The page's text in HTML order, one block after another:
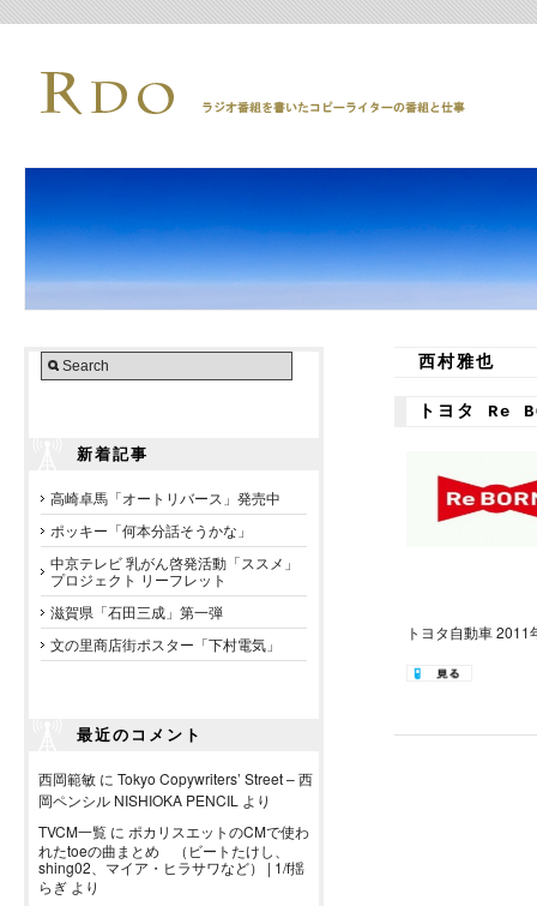
新着記事
高崎卓馬「オートリバース」発売中
ポッキー「何本分話そうかな」
中京テレビ 乳がん啓発活動「ススメ」
プロジェクト リーフレット
滋賀県「石田三成」第一弾
文の里商店街ポスター「下村電気」
最近のコメント
西岡範敏 に Tokyo Copywriters’ Street – 西
岡ペンシル NISHIOKA PENCIL より
TVCM一覧 に ポカリスエットのCMで使わ
れたtoeの曲まとめ （ビートたけし、
shing02、マイア・ヒラサワなど） | 1/f揺
らぎ より
西村雅也
トヨタ Re
トヨタ自動車 2011